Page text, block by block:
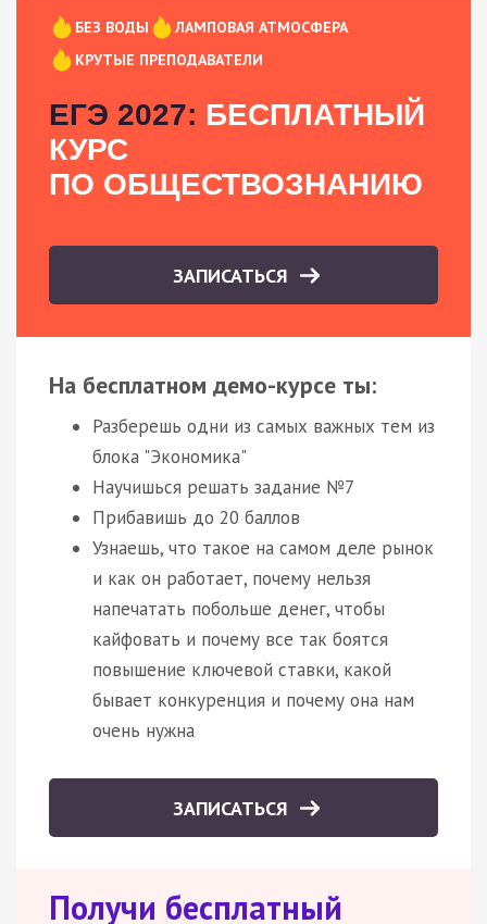
БЕЗ ВОДЫ
ЛАМПОВАЯ АТМОСФЕРА
КРУТЫЕ ПРЕПОДАВАТЕЛИ
ЕГЭ 2027: БЕСПЛАТНЫЙ
КУРС
ПО ОБЩЕСТВОЗНАНИЮ
ЗАПИСАТЬСЯ
На бесплатном демо-курсе ты:
Разберешь одни из самых важных тем из
блока "Экономика"
Научишься решать задание №7
Прибавишь до 20 баллов
Узнаешь, что такое на самом деле рынок
и как он работает, почему нельзя
напечатать побольше денег, чтобы
кайфовать и почему все так боятся
повышение ключевой ставки, какой
бывает конкуренция и почему она нам
очень нужна
ЗАПИСАТЬСЯ
Получи бесплатный